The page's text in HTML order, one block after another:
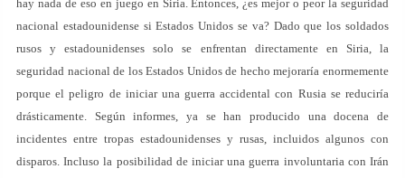
hay nada de eso en juego en Siria. Entonces, ¿es mejor o peor la seguridad
nacional estadounidense si Estados Unidos se va? Dado que los soldados
rusos y estadounidenses solo se enfrentan directamente en Siria, la
seguridad nacional de los Estados Unidos de hecho mejoraría enormemente
porque el peligro de iniciar una guerra accidental con Rusia se reduciría
drásticamente. Según informes, ya se han producido una docena de
incidentes entre tropas estadounidenses y rusas, incluidos algunos con
disparos. Incluso la posibilidad de iniciar una guerra involuntaria con Irán